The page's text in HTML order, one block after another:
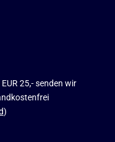
25,- senden wir
)